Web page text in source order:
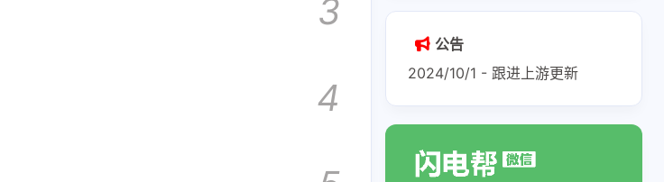
3
4
公告
2024/10/1 - 跟进上游更新